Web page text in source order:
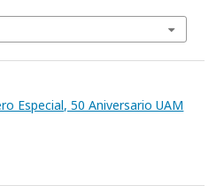
Especial, 50 Aniversario UAM